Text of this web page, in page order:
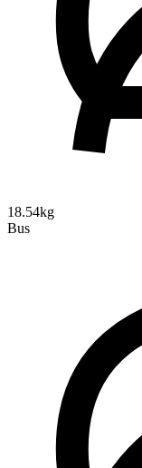
18.54kg
Bus